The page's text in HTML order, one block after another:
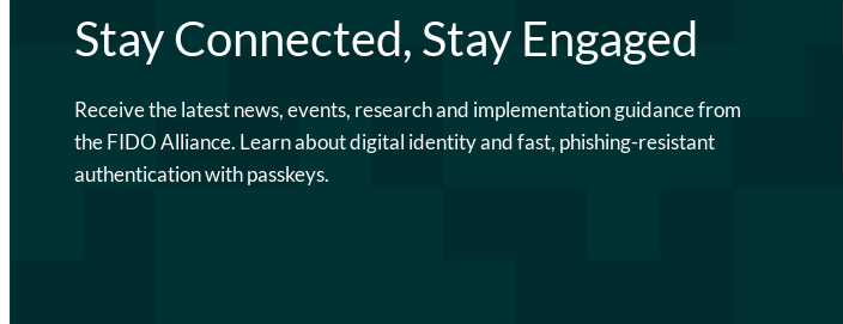
Stay Connected, Stay Engaged
Receive the latest news, events, research and implementation guidance from
the FIDO Alliance. Learn about digital identity and fast, phishing-resistant
authentication with passkeys.